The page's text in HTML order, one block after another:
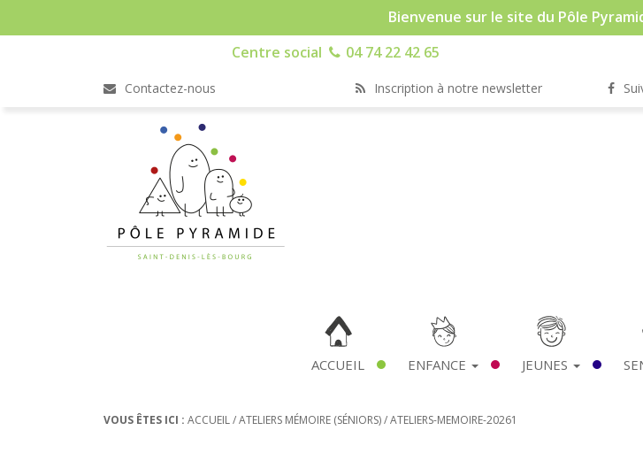
Bienvenue sur le site du Pôle
Centre social
04 74 22 42 65
Contactez-nous Inscription à notre newsletter
ACCUEIL ENFANCE JEUNES
VOUS ÊTES ICI : ACCUEIL/ATELIERS MÉMOIRE (SÉNIORS)/ATELIERS-MEMOIRE-20261